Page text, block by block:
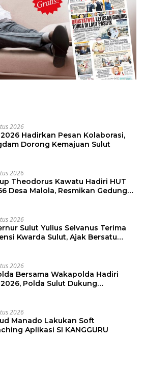
2026
2026 Hadirkan Pesan Kolaborasi,
Dorong Kemajuan Sulut
2026
Theodorus Kawatu Hadiri HUT
Desa Malola, Resmikan Gedung
2026
Sulut Yulius Selvanus Terima
Kwarda Sulut, Ajak Bersatu
2026
Bersama Wakapolda Hadiri
2026, Polda Sulut Dukung
2026
Manado Lakukan Soft
Aplikasi SI KANGGURU